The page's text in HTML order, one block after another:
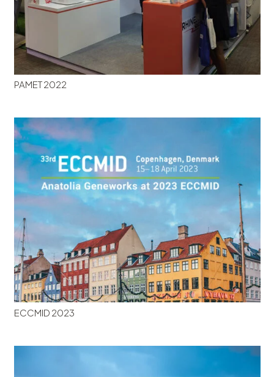
PAMET 2022
ECCMID 2023